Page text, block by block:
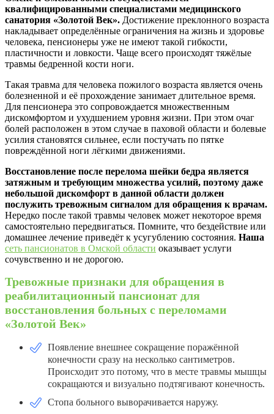
квалифицированными специалистами медицинского
санатория «Золотой Век». Достижение преклонного возраста
накладывает определённые ограничения на жизнь и здоровье
человека, пенсионеры уже не имеют такой гибкости,
пластичности и ловкости. Чаще всего происходят тяжёлые
травмы бедренной кости ноги.
Такая травма для человека пожилого возраста является очень
болезненной и её прохождение занимает длительное время.
Для пенсионера это сопровождается множественным
дискомфортом и ухудшением уровня жизни. При этом очаг
болей расположен в этом случае в паховой области и болевые
усилия становятся сильнее, если постучать по пятке
повреждённой ноги лёгкими движениями.
Восстановление после перелома шейки бедра является
затяжным и требующим множества усилий, поэтому даже
небольшой дискомфорт в данной области должен
послужить тревожным сигналом для обращения к врачам.
Нередко после такой травмы человек может некоторое время
самостоятельно передвигаться. Помните, что бездействие или
домашнее лечение приведёт к усугублению состояния. Наша
сеть пансионатов в Омской области оказывает услуги
сочувственно и не дорогою.
Тревожные признаки для обращения в
реабилитационный пансионат для
восстановления больных с переломами
«Золотой Век»
Появление внешнее сокращение поражённой
конечности сразу на несколько сантиметров.
Происходит это потому, что в месте травмы мышцы
сокращаются и визуально подтягивают конечность.
Стопа больного выворачивается наружу.